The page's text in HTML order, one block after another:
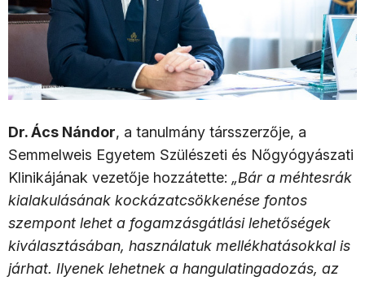
Dr. Ács Nándor, a tanulmány társszerzője, a
Semmelweis Egyetem Szülészeti és Nőgyógyászati
Klinikájának vezetője hozzátette: „Bár a méhtesrák
kialakulásának kockázatcsökkenése fontos
szempont lehet a fogamzásgátlási lehetőségek
kiválasztásában, használatuk mellékhatásokkal is
járhat. Ilyenek lehetnek a hangulatingadozás, az